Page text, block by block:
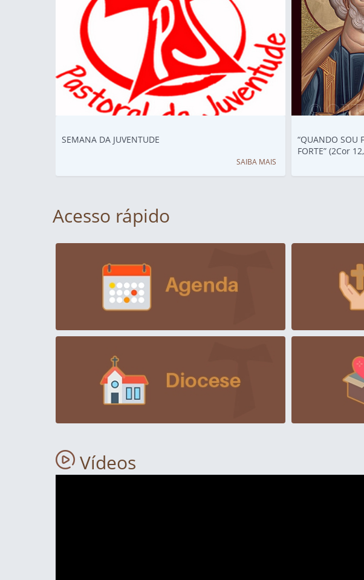
SEMANA DA JUVENTUDE
SAIBA MAIS
“QUANDO SOU
FORTE” (2Cor
Acesso rápido
Vídeos